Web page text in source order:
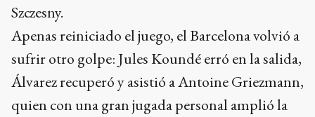
Szczesny.
Apenas reiniciado el juego, el Barcelona volvió a
sufrir otro golpe: Jules Koundé erró en la salida,
Álvarez recuperó y asistió a Antoine Griezmann,
quien con una gran jugada personal amplió la